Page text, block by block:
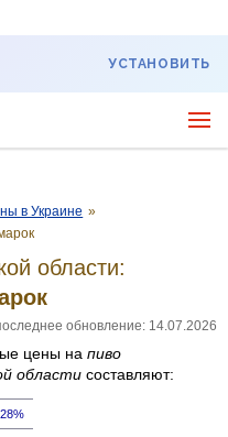
УСТАНОВИТЬ
в Украине »
области:
обновление: 14.07.2026
цены на пиво
области составляют: